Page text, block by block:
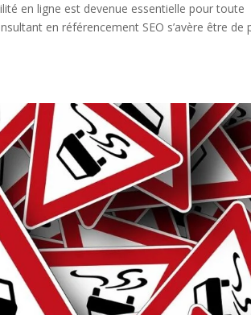
en ligne est devenue essentielle pour toute
en référencement SEO s’avère être de